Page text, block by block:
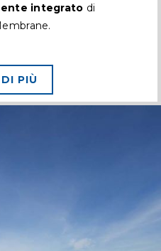
integrato di
PIÙ